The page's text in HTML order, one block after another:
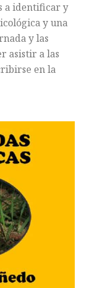
a identificar y
y una
y las
asistir a las
en la